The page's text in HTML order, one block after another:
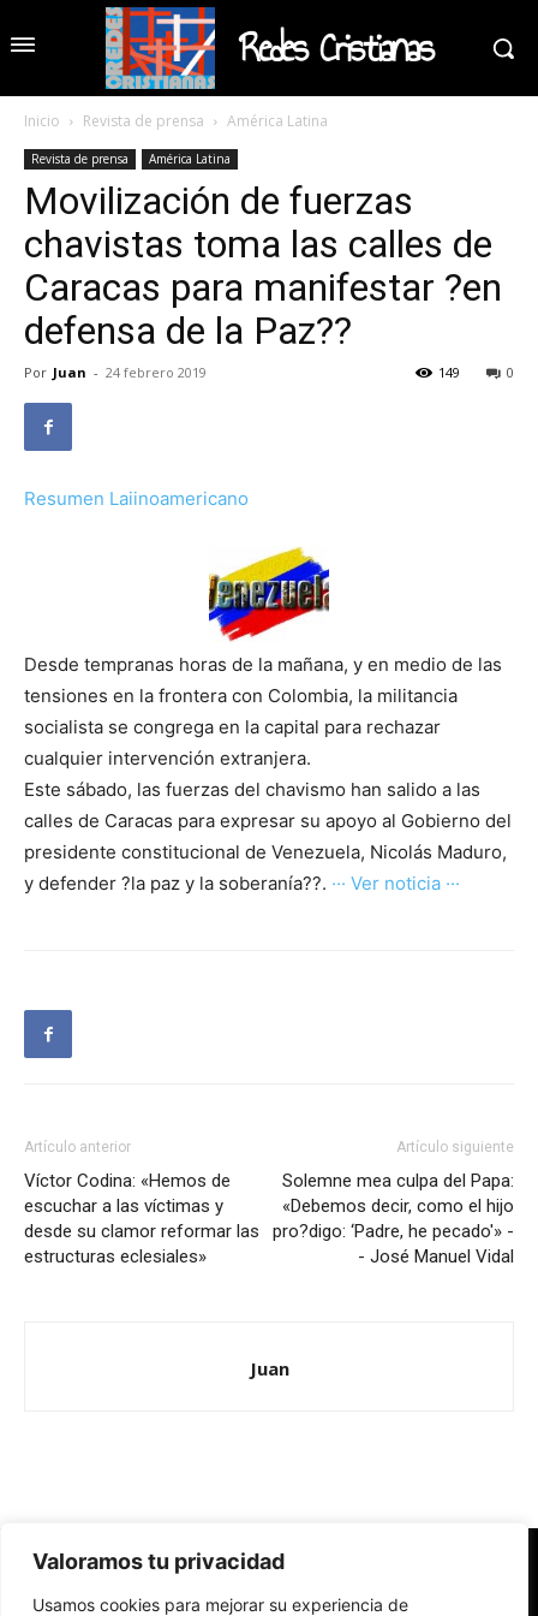
Valoramos tu privacidad
Usamos cookies para mejorar su experiencia de
Redes Cristianas
Inicio Revista de prensa América Latina
Revista de prensa América Latina
Movilización de fuerzas
chavistas toma las calles de
Caracas para manifestar ?en
defensa de la Paz??
Por Juan - 24 febrero 2019 0
149
Resumen Laiinoamericano
Desde tempranas horas de la mañana, y en medio de las
tensiones en la frontera con Colombia, la militancia
socialista se congrega en la capital para rechazar
cualquier intervención extranjera.
Este sábado, las fuerzas del chavismo han salido a las
calles de Caracas para expresar su apoyo al Gobierno del
presidente constitucional de Venezuela, Nicolás Maduro,
y defender ?la paz y la soberanía??. ··· Ver noticia ···
Artículo anterior
Víctor Codina: «Hemos de
escuchar a las víctimas y
desde su clamor reformar las
estructuras eclesiales»
Artículo siguiente
Solemne mea culpa del Papa:
«Debemos decir, como el hijo
pro?digo: ‘Padre, he pecado'» -
- José Manuel Vidal
Juan
Redes Cristianas
Una mirada alternativa sobre la Iglesia católica y la sociedad